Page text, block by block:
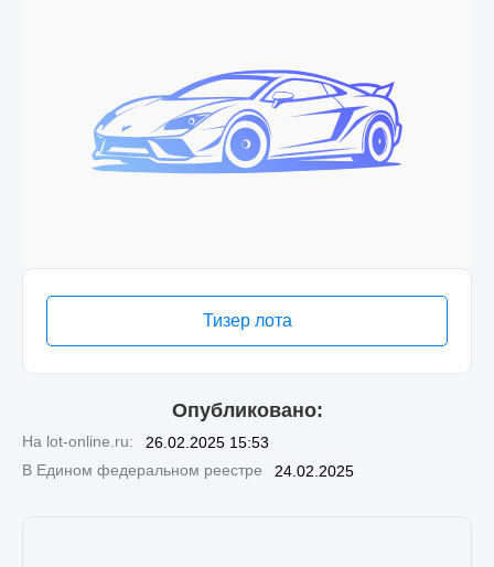
Тизер лота
Опубликовано:
На lot-online.ru:
26.02.2025 15:53
В Едином федеральном реестре
24.02.2025